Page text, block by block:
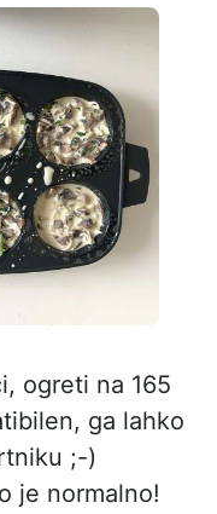
ogreti na 165
ga lahko
;-)
je normalno!